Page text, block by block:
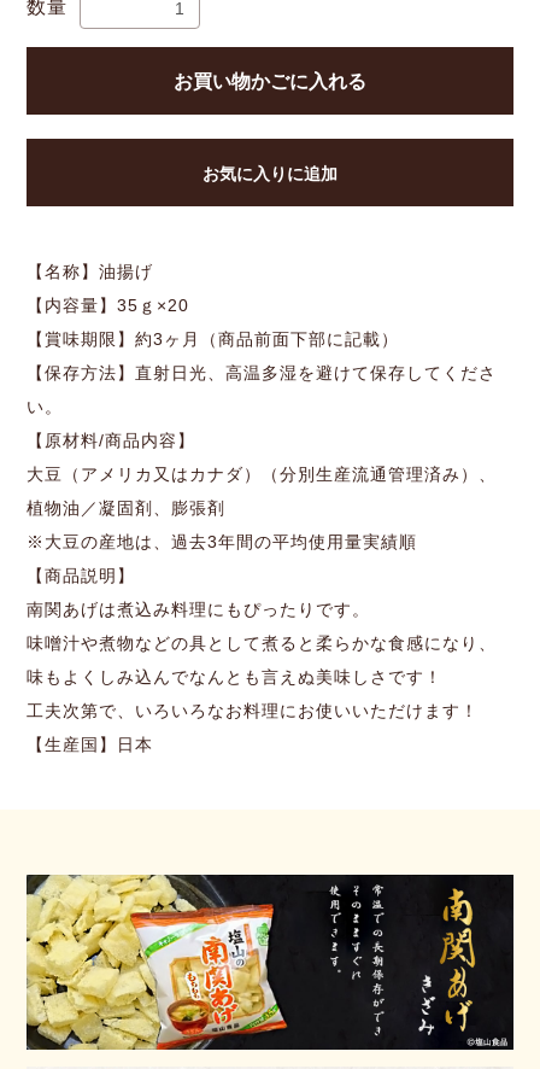
数量
お買い物かごに入れる
お気に入りに追加
【名称】油揚げ
【内容量】35ｇ×20
【賞味期限】約3ヶ月（商品前面下部に記載）
【保存方法】直射日光、高温多湿を避けて保存してくださ
い。
【原材料/商品内容】
大豆（アメリカ又はカナダ）（分別生産流通管理済み）、
植物油／凝固剤、膨張剤
※大豆の産地は、過去3年間の平均使用量実績順
【商品説明】
南関あげは煮込み料理にもぴったりです。
味噌汁や煮物などの具として煮ると柔らかな食感になり、
味もよくしみ込んでなんとも言えぬ美味しさです！
工夫次第で、いろいろなお料理にお使いいただけます！
【生産国】日本